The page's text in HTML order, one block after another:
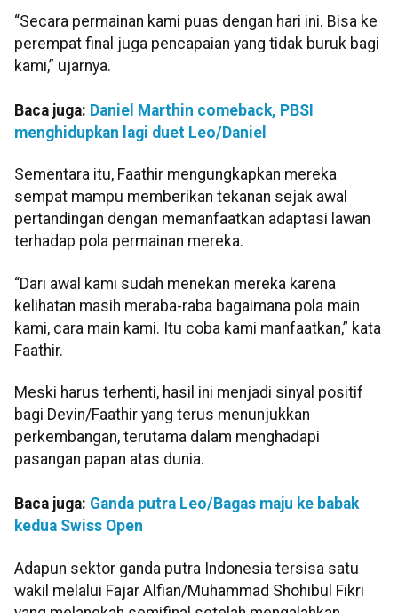
“Secara permainan kami puas dengan hari ini. Bisa ke
perempat final juga pencapaian yang tidak buruk bagi
kami,” ujarnya.
Baca juga: Daniel Marthin comeback, PBSI
menghidupkan lagi duet Leo/Daniel
Sementara itu, Faathir mengungkapkan mereka
sempat mampu memberikan tekanan sejak awal
pertandingan dengan memanfaatkan adaptasi lawan
terhadap pola permainan mereka.
“Dari awal kami sudah menekan mereka karena
kelihatan masih meraba-raba bagaimana pola main
kami, cara main kami. Itu coba kami manfaatkan,” kata
Faathir.
Meski harus terhenti, hasil ini menjadi sinyal positif
bagi Devin/Faathir yang terus menunjukkan
perkembangan, terutama dalam menghadapi
pasangan papan atas dunia.
Baca juga: Ganda putra Leo/Bagas maju ke babak
kedua Swiss Open
Adapun sektor ganda putra Indonesia tersisa satu
wakil melalui Fajar Alfian/Muhammad Shohibul Fikri